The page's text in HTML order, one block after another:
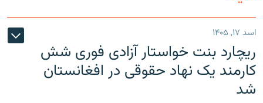
اسد ۱۷, ۱۴۰۵
ریچارد بنت خواستار آزادی فوری شش
کارمند یک نهاد حقوقی در افغانستان
شد